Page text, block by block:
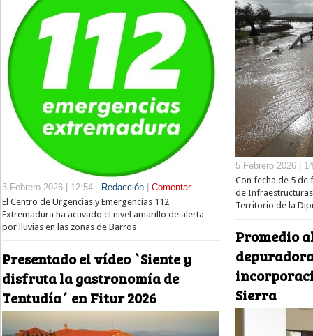
3 Febrero 2026 | 12:54 - Redacción
Comentar
El Centro de Urgencias y Emergencias 112
Extremadura ha activado el nivel amarillo de alerta
por lluvias en las zonas de Barros
Presentado el vídeo `Siente y
disfruta la gastronomía de
Tentudía´ en Fitur 2026
5 Febrero 2026 |
Con fecha de 5 de
de
Territorio de la
Promedio
Sierra